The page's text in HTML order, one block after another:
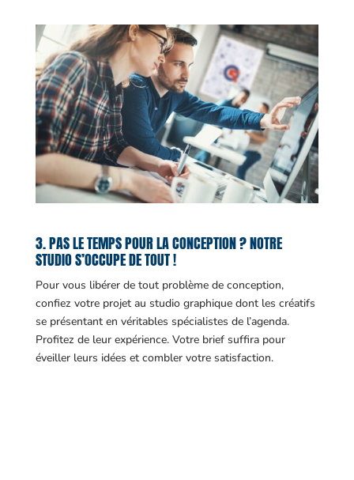
3. PAS LE TEMPS POUR LA CONCEPTION ? NOTRE
STUDIO S’OCCUPE DE TOUT !
Pour vous libérer de tout problème de conception,
confiez votre projet au studio graphique dont les créatifs
se présentant en véritables spécialistes de l’agenda.
Profitez de leur expérience. Votre brief suffira pour
éveiller leurs idées et combler votre satisfaction.